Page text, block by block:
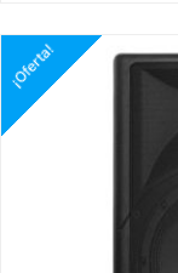
¡Oferta!